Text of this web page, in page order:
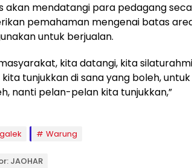
akan mendatangi para pedagang
pemahaman mengenai batas
untuk berjualan.
kita datangi, kita
tunjukkan di sana yang boleh, untuk
nanti pelan-pelan kita tunjukkan,”
Warung
JAOHAR